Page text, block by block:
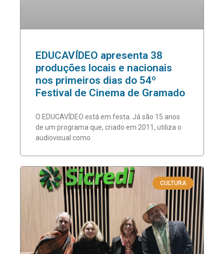
EDUCAVÍDEO apresenta 38
produções locais e nacionais
nos primeiros dias do 54º
Festival de Cinema de Gramado
O EDUCAVÍDEO está em festa. Já são 15 anos
de um programa que, criado em 2011, utiliza o
audiovisual como
CULTURA